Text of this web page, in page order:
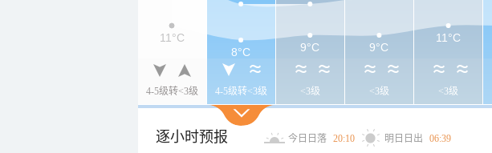
4-5级转<3级 4-5级转<3级 <3级 <3级 <3级
11°C
8°C
9°C 9°C
11°C
逐小时预报 今日日落 20:10 明日日出 06:39